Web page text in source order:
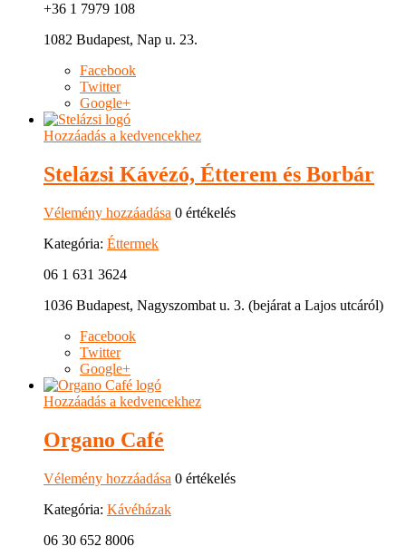
+36 1 7979 108
1082 Budapest, Nap u. 23.
Facebook
Twitter
Google+
Hozzáadás a kedvencekhez
Stelázsi Kávézó, Étterem és Borbár
Vélemény hozzáadása 0 értékelés
Kategória: Éttermek
06 1 631 3624
1036 Budapest, Nagyszombat u. 3. (bejárat a Lajos utcáról)
Facebook
Twitter
Google+
Hozzáadás a kedvencekhez
Organo Café
Vélemény hozzáadása 0 értékelés
Kategória: Kávéházak
06 30 652 8006